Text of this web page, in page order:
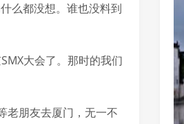
么都没想。谁也没料到
大会了。那时的我们
老朋友去厦门，无一不